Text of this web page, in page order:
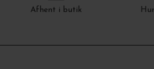
Afhent i butik